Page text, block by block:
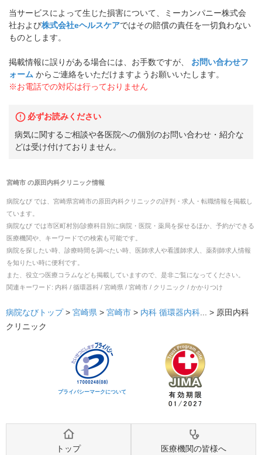
当サービスによって生じた損害について、ミーカンパニー株式会
社および株式会社eヘルスケアではその賠償の責任を一切負わない
ものとします。
掲載情報に誤りがある場合には、お手数ですが、
お問い合わせフ
ォーム からご連絡をいただけますようお願いいたします。
※お電話での対応は行っておりません
必ずお読みください
病気に関するご相談や各医院への個別のお問い合わせ・紹介な
どは受け付けておりません。
宮崎市の原田内科クリニック情報
病院なび では、 宮崎県宮崎市の原田内科クリニックの評判・求人・転職情報を掲載し
ています。
病院なび では市区町村別/診療科目別に病院・医院・薬局を探せるほか、予約ができる
医療機関や、キーワードでの検索も可能です。
病院を探したい時、診療時間を調べたい時、医師求人や看護師求人、薬剤師求人情報
を知りたい時に便利です。
また、役立つ医療コラムなども掲載していますので、是非ご覧になってください。
関連キーワード: 内科 / 循環器科 / 宮崎県 / 宮崎市 / クリニック / かかりつけ
病院なびトップ > 宮崎県 > 宮崎市 > 内科 循環器内科 ... > 原田内科
クリニック
プライバシーマークについて
トップ 医療機関の皆様へ